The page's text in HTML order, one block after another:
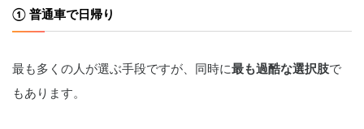
① 普通車で日帰り
最も多くの人が選ぶ手段ですが、同時に最も過酷な選択肢で
もあります。